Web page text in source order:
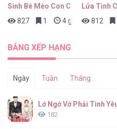
Sinh Bé Mèo Con Cho Tôi Nhanh!
827
1 4 giờ trước
Lửa Tình
812
BẢNG XẾP HẠNG
Ngày Tuần Tháng
Lớ Ngớ Vớ Phải Tình
182